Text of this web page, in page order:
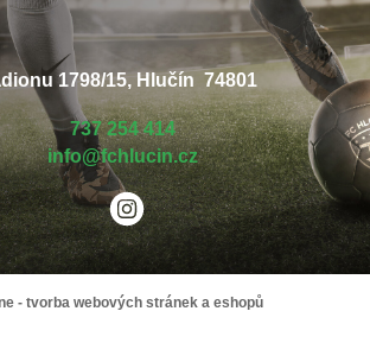
1798/15, Hlučín 74801
737 254 414
info@fchlucin.cz
- tvorba webových stránek a eshopů